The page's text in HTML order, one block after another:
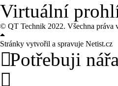
Virtuální
© QT Technik 2022. Všechna práva
Stránky vytvořil a spravuje Netist.cz
Potřebuji